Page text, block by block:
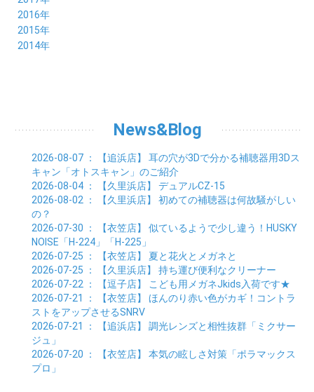
03月 (3)
02月 (4)
01月 (4)
05月 (3)
04月 (7)
03月 (5)
02月 (7)
06月 (7)
05月 (8)
04月 (8)
03月 (9)
07月 (9)
06月 (10)
05月 (9)
04月 (7)
08月 (11)
07月 (4)
06月 (7)
05月 (8)
09月 (10)
08月 (10)
07月 (7)
06月 (7)
10月 (9)
09月 (7)
08月 (8)
07月 (7)
11月 (8)
10月 (7)
09月 (10)
08月 (8)
01月 (7)
12月 (7)
11月 (8)
10月 (7)
02月 (6)
01月 (9)
2016年
12月 (9)
11月 (5)
03月 (7)
02月 (6)
01月 (9)
2015年
12月 (9)
06月 (5)
2014年
News&Blog
2026-08-07 ： 【追浜店】 耳の穴が3Dで分かる補聴器用3Dス
キャン「オトスキャン」のご紹介
2026-08-04 ： 【久里浜店】 デュアルCZ-15
2026-08-02 ： 【久里浜店】 初めての補聴器は何故騒がしい
の？
2026-07-30 ： 【衣笠店】 似ているようで少し違う！HUSKY
NOISE「H-224」「H-225」
2026-07-25 ： 【衣笠店】 夏と花火とメガネと
2026-07-25 ： 【久里浜店】 持ち運び便利なクリーナー
2026-07-22 ： 【逗子店】
こども用メガネJkids入荷です★
2026-07-21
： 【衣笠店】 ほんのり赤い色がカギ！コントラ
ストをアップさせるSNRV
2026-07-21
： 【追浜店】 調光レンズと相性抜群「ミクサー
ジュ」
2026-07-20 ： 【衣笠店】 本気の眩しさ対策「ポラマックス
プロ」